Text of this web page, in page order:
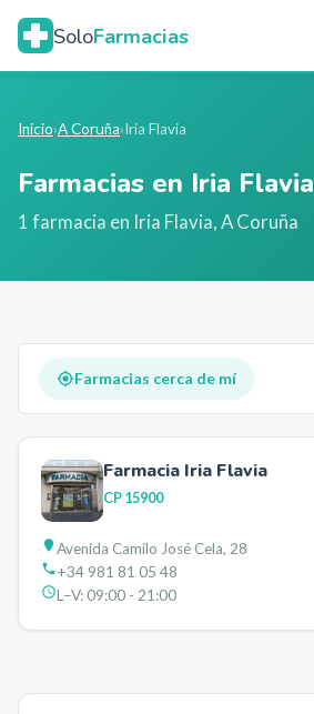
SoloFarmacias
Inicio›A Coruña›Iria Flavia
Farmacias en Iria Flavia
1 farmacia en Iria Flavia,A Coruña
Farmacias cerca de mí
Farmacia Iria Flavia
CP 15900
Avenida Camilo José Cela, 28
+34 981 81 05 48
L–V:09:00 - 21:00